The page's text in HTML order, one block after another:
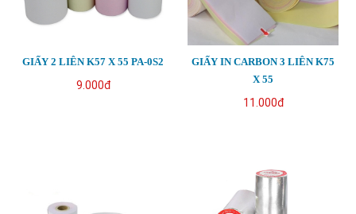
GIẤY 2 LIÊN K57 X 55 PA-0S2
9.000đ
GIẤY IN CARBON 3 LIÊN K75
X 55
11.000đ